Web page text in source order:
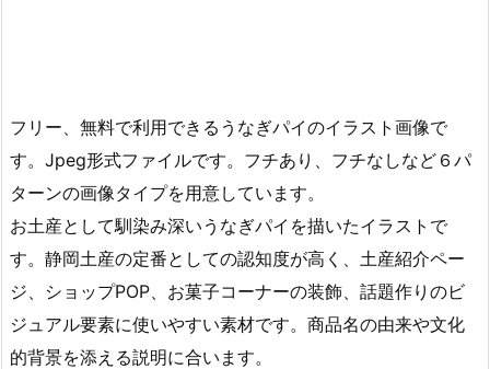
フリー、無料で利用できるうなぎパイのイラスト画像で
す。Jpeg形式ファイルです。フチあり、フチなしなど６パ
ターンの画像タイプを用意しています。
お土産として馴染み深いうなぎパイを描いたイラストで
す。静岡土産の定番としての認知度が高く、土産紹介ペー
ジ、ショップPOP、お菓子コーナーの装飾、話題作りのビ
ジュアル要素に使いやすい素材です。商品名の由来や文化
的背景を添える説明に合います。